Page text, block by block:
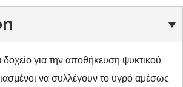
δοχείο για την αποθήκευση ψυκτικού
να συλλέγουν το υγρό αμέσως